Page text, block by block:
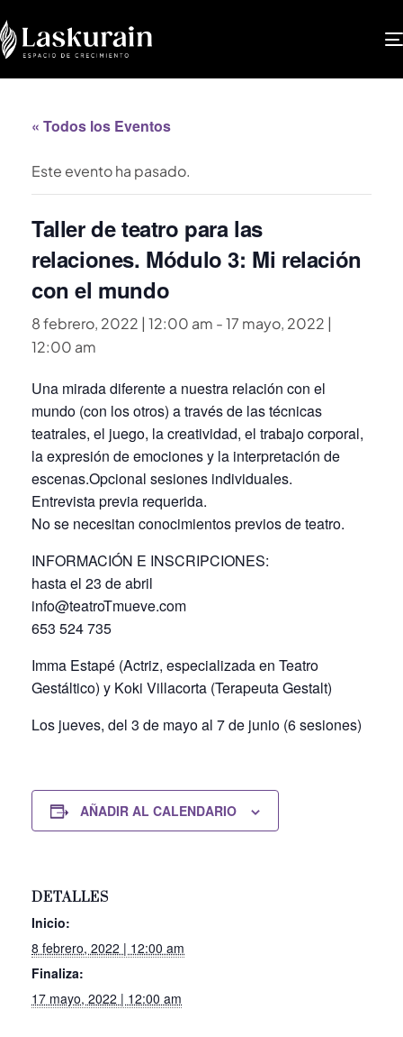
« Todos los Eventos
Este evento ha pasado.
Taller de teatro para las
relaciones. Módulo 3: Mi relación
con el mundo
8 febrero, 2022 | 12:00 am -17 mayo, 2022 |
12:00 am
Una mirada diferente a nuestra relación con el
mundo (con los otros) a través de las técnicas
teatrales, el juego, la creatividad, el trabajo corporal,
la expresión de emociones y la interpretación de
escenas.Opcional sesiones individuales.
Entrevista previa requerida.
No se necesitan conocimientos previos de teatro.
INFORMACIÓN E INSCRIPCIONES:
hasta el 23 de abril
info@teatroTmueve.com
653 524 735
Imma Estapé (Actriz, especializada en Teatro
Gestáltico) y Koki Villacorta (Terapeuta Gestalt)
Los jueves, del 3 de mayo al 7 de junio (6 sesiones)
AÑADIR AL CALENDARIO
DETALLES
Inicio:
8 febrero, 2022 | 12:00 am
Finaliza:
17 mayo, 2022 | 12:00 am